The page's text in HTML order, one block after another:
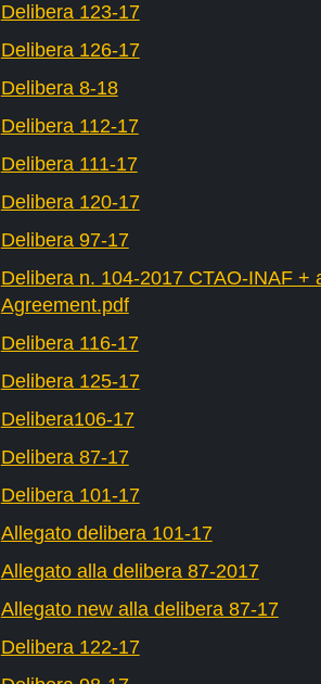
Delibera 123-17
Delibera 126-17
Delibera 8-18
Delibera 112-17
Delibera 111-17
Delibera 120-17
Delibera 97-17
Delibera n. 104-2017 CTAO-INAF +
Agreement.pdf
Delibera 116-17
Delibera 125-17
Delibera106-17
Delibera 87-17
Delibera 101-17
Allegato delibera 101-17
Allegato alla delibera 87-2017
Allegato new alla delibera 87-17
Delibera 122-17